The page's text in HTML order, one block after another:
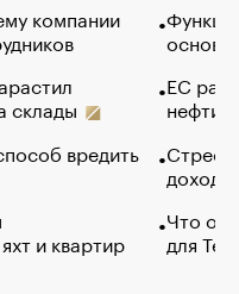
компании
склады
вредить
и квартир
основ
ЕС
нефти
Что
для